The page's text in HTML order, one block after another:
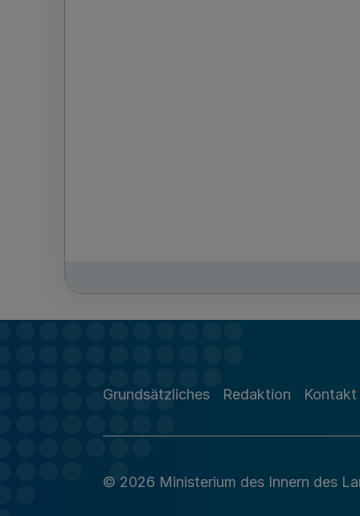
Grundsätzliches Redaktion Kontakt
© 2026 Ministerium des Innern des